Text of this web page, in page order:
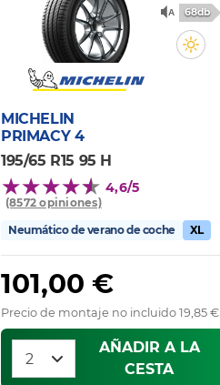
68db
MICHELIN
PRIMACY 4
195/65 R15 95 H
4,6/5
(8572 opiniones)
Neumático de verano de coche
XL
101,00 €
Precio de montaje no incluido 19,85 €
AÑADIR A LA
CESTA